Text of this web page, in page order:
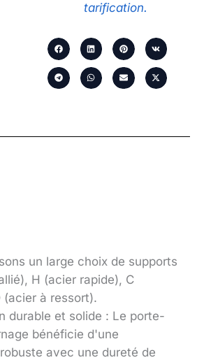
tarification.
un large choix de supports
H (acier rapide), C
(acier à ressort).
durable et solide : Le porte-
bénéficie d'une
avec une dureté de